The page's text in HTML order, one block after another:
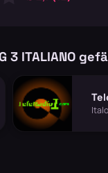
3 ITALIANO